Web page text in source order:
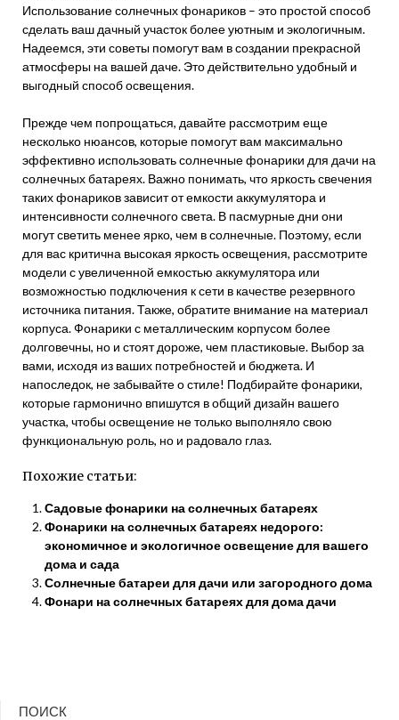
Использование солнечных фонариков – это простой способ
сделать ваш дачный участок более уютным и экологичным.
Надеемся, эти советы помогут вам в создании прекрасной
атмосферы на вашей даче. Это действительно удобный и
выгодный способ освещения.
Прежде чем попрощаться, давайте рассмотрим еще
несколько нюансов, которые помогут вам максимально
эффективно использовать солнечные фонарики для дачи на
солнечных батареях. Важно понимать, что яркость свечения
таких фонариков зависит от емкости аккумулятора и
интенсивности солнечного света. В пасмурные дни они
могут светить менее ярко, чем в солнечные. Поэтому, если
для вас критична высокая яркость освещения, рассмотрите
модели с увеличенной емкостью аккумулятора или
возможностью подключения к сети в качестве резервного
источника питания. Также, обратите внимание на материал
корпуса. Фонарики с металлическим корпусом более
долговечны, но и стоят дороже, чем пластиковые. Выбор за
вами, исходя из ваших потребностей и бюджета. И
напоследок, не забывайте о стиле! Подбирайте фонарики,
которые гармонично впишутся в общий дизайн вашего
участка, чтобы освещение не только выполняло свою
функциональную роль, но и радовало глаз.
Похожие статьи:
Садовые фонарики на солнечных батареях
Фонарики на солнечных батареях недорого:
экономичное и экологичное освещение для вашего
дома и сада
Солнечные батареи для дачи или загородного дома
Фонари на солнечных батареях для дома дачи
ПОИСК